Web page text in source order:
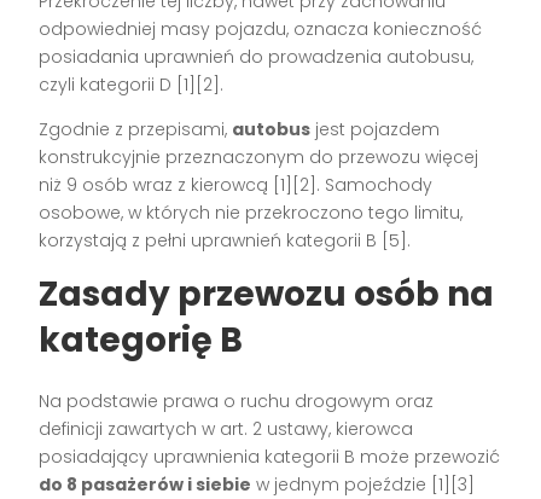
odpowiedniej masy pojazdu, oznacza konieczność
posiadania uprawnień do prowadzenia autobusu,
czyli kategorii D [1][2] .
Zgodnie z przepisami, autobus jest pojazdem
konstrukcyjnie przeznaczonym do przewozu więcej
niż 9 osób wraz z kierowcą [1][2] . Samochody
osobowe, w których nie przekroczono tego limitu,
korzystają z pełni uprawnień kategorii B [5] .
Zasady przewozu osób na
kategorię B
Na podstawie prawa o ruchu drogowym oraz
definicji zawartych w art. 2 ustawy, kierowca
posiadający uprawnienia kategorii B może przewozić
do 8 pasażerów i siebie w jednym pojeździe [1][3]